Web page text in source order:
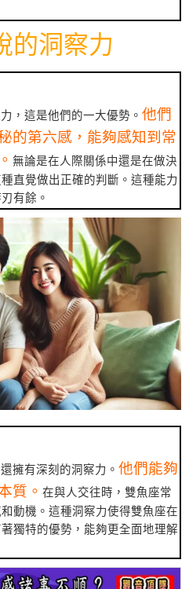
的洞察力
，這是他們的一大優勢。 他們
的第六感，能夠感知到常
無論是在人際關係中還是在做決
直覺做出正確的判斷。這種能力
有餘。
擁有深刻的洞察力。 他們能夠
質。 在與人交往時，雙魚座常
動機。這種洞察力使得雙魚座在
獨特的優勢，能夠更全面地理解